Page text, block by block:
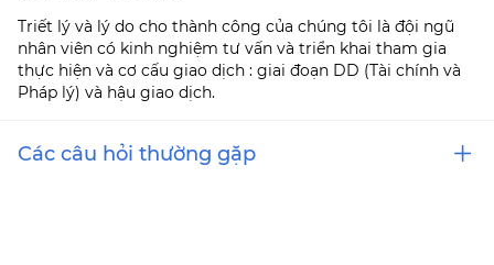
Triết lý và lý do cho thành công của chúng tôi là đội ngũ
nhân viên có kinh nghiệm tư vấn và triển khai tham gia
thực hiện và cơ cấu giao dịch : giai đoạn DD (Tài chính và
Pháp lý) và hậu giao dịch.
Các câu hỏi thường gặp